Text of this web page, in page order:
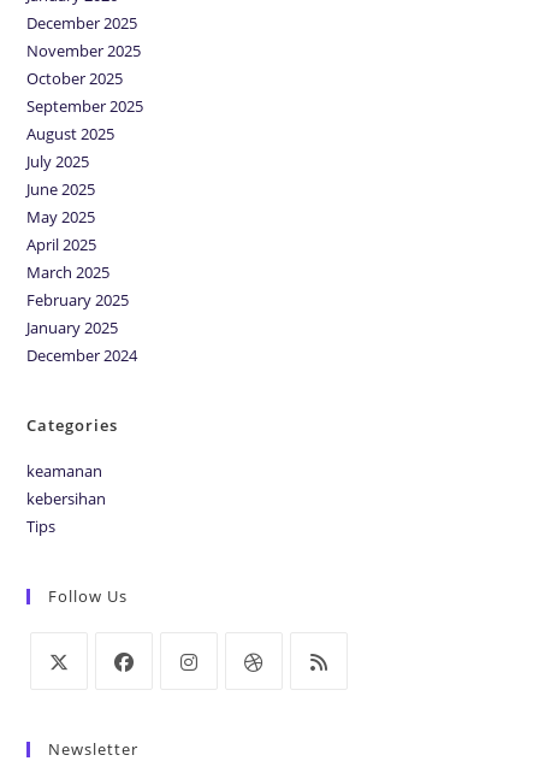
December 2025
November 2025
October 2025
September 2025
August 2025
July 2025
June 2025
May 2025
April 2025
March 2025
February 2025
January 2025
December 2024
Categories
keamanan
kebersihan
Tips
Follow Us
Newsletter